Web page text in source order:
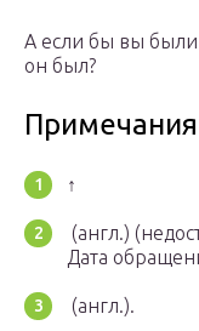
А если бы вы были
он был?
↑
(англ.)
Дата
(англ.).